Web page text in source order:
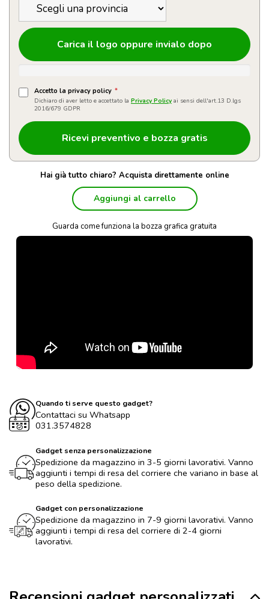
Carica il logo oppure invialo dopo
Accetto la privacy policy *
Dichiaro di aver letto e accettato la Privacy Policy ai sensi dell'art.13 D.lgs
2016/679 GDPR
Hai già tutto chiaro? Acquista direttamente online
Aggiungi al carrello
Guarda come funziona la bozza grafica gratuita
Quando ti serve questo gadget?
Contattaci su Whatsapp
031.3574828
Gadget senza personalizzazione
Spedizione da magazzino in 3-5 giorni lavorativi. Vanno
aggiunti i tempi di resa del corriere che variano in base al
peso della spedizione.
Gadget con personalizzazione
Spedizione da magazzino in 7-9 giorni lavorativi. Vanno
aggiunti i tempi di resa del corriere di 2-4 giorni
lavorativi.